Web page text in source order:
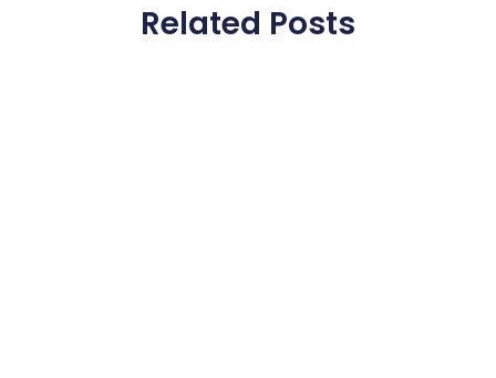
Related Posts